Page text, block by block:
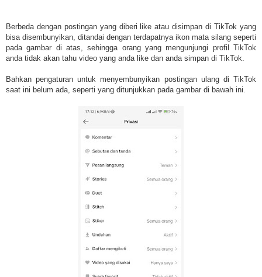
Berbeda dengan postingan yang diberi like atau disimpan di TikTok yang
bisa disembunyikan, ditandai dengan terdapatnya ikon mata silang seperti
pada gambar di atas, sehingga orang yang mengunjungi profil TikTok
anda tidak akan tahu video yang anda like dan anda simpan di TikTok.
Bahkan pengaturan untuk menyembunyikan postingan ulang di TikTok
saat ini belum ada, seperti yang ditunjukkan pada gambar di bawah ini.